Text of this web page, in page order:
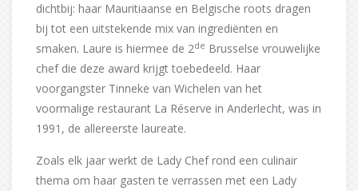
dichtbij: haar Mauritiaanse en Belgische roots dragen
bij tot een uitstekende mix van ingrediënten en
smaken. Laure is hiermee de 2de Brusselse vrouwelijke
chef die deze award krijgt toebedeeld. Haar
voorgangster Tinneke van Wichelen van het
voormalige restaurant La Réserve in Anderlecht, was in
1991, de allereerste laureate.
Zoals elk jaar werkt de Lady Chef rond een culinair
thema om haar gasten te verrassen met een Lady